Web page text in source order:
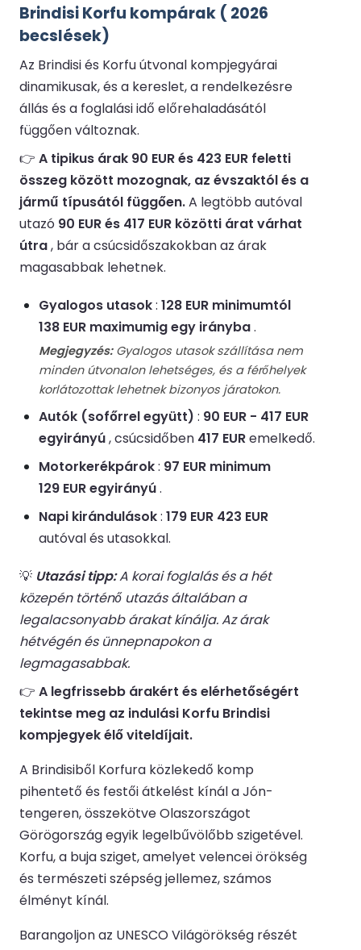
Brindisi Korfu kompárak ( 2026
becslések)
Az Brindisi és Korfu útvonal kompjegyárai
dinamikusak, és a kereslet, a rendelkezésre
állás és a foglalási idő előrehaladásától
függően változnak.
👉 A tipikus árak 90 EUR és 423 EUR feletti
összeg között mozognak, az évszaktól és a
jármű típusától függően.A legtöbb autóval
utazó 90 EUR és 417 EUR közötti árat várhat
útra, bár a csúcsidőszakokban az árak
magasabbak lehetnek.
Gyalogos utasok: 128 EUR minimumtól
138 EUR maximumig egy irányba.
Megjegyzés:Gyalogos utasok szállítása nem
minden útvonalon lehetséges, és a férőhelyek
korlátozottak lehetnek bizonyos járatokon.
Autók (sofőrrel együtt) : 90 EUR - 417 EUR
egyirányú, csúcsidőben 417 EURemelkedő.
Motorkerékpárok: 97 EUR minimum
129 EUR egyirányú.
Napi kirándulások: 179 EUR 423 EUR
autóval és utasokkal.
💡 Utazási tipp:A korai foglalás és a hét
közepén történő utazás általában a
legalacsonyabb árakat kínálja. Az árak
hétvégén és ünnepnapokon a
legmagasabbak.
👉 A legfrissebb árakért és elérhetőségért
tekintse meg az indulási Korfu Brindisi
kompjegyek élő viteldíjait.
A Brindisiből Korfura közlekedő komp
pihentető és festői átkelést kínál a Jón-
tengeren, összekötve Olaszországot
Görögország egyik legelbűvölőbb szigetével.
Korfu, a buja sziget, amelyet velencei örökség
és természeti szépség jellemez, számos
élményt kínál.
Barangoljon az UNESCO Világörökség részét